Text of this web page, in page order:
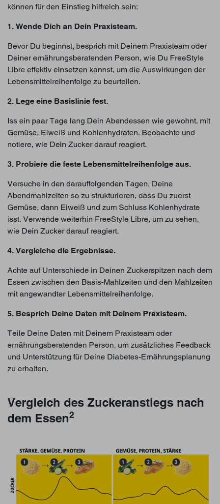
können für den Einstieg hilfreich sein:
1. Wende Dich an Dein Praxisteam.
Bevor Du beginnst, besprich mit Deinem Praxisteam oder
Deiner ernährungsberatenden Person, wie Du FreeStyle
Libre effektiv einsetzen kannst, um die Auswirkungen der
Lebensmittelreihenfolge zu beurteilen.
2. Lege eine Basislinie fest.
Iss ein paar Tage lang Dein Abendessen wie gewohnt, mit
Gemüse, Eiweiß und Kohlenhydraten. Beobachte und
notiere, wie Dein Zucker darauf reagiert.
3. Probiere die feste Lebensmittelreihenfolge aus.
Versuche in den darauffolgenden Tagen, Deine
Abendmahlzeiten so zu strukturieren, dass Du zuerst
Gemüse, dann Eiweiß und zum Schluss Kohlenhydrate
isst. Verwende weiterhin FreeStyle Libre, um zu sehen,
wie Dein Zucker darauf reagiert.
4. Vergleiche die Ergebnisse.
Achte auf Unterschiede in Deinen Zuckerspitzen nach dem
Essen zwischen den Basis-Mahlzeiten und den Mahlzeiten
mit angewandter Lebensmittelreihenfolge.
5. Besprich Deine Daten mit Deinem Praxisteam.
Teile Deine Daten mit Deinem Praxisteam oder
ernährungsberatenden Person, um zusätzliches Feedback
und Unterstützung für Deine Diabetes-Ernährungsplanung
zu erhalten.
Vergleich des Zuckeranstiegs nach
dem Essen2